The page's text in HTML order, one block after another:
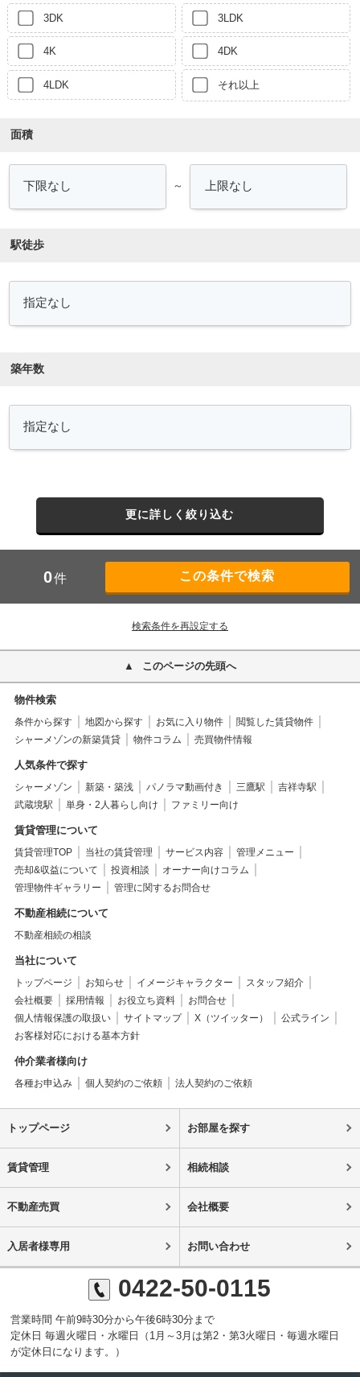
3DK 3LDK
4K 4DK
4LDK それ以上
面積
～
駅徒歩
築年数
更に詳しく絞り込む
0件
検索条件を再設定する
このページの先頭へ
物件検索
条件から探す 地図から探す お気に入り物件
閲覧した賃貸物件
シャーメゾンの新築賃貸
物件コラム 売買物件情報
人気条件で探す
シャーメゾン 新築・築浅 パノラマ動画付き 三鷹駅
吉祥寺駅
武蔵境駅
単身・2人暮らし向け ファミリー向け
賃貸管理について
賃貸管理TOP 当社の賃貸管理 サービス内容
管理メニュー
売却&収益について
投資相談
オーナー向けコラム
管理物件ギャラリー
管理に関するお問合せ
不動産相続について
不動産相続の相談
当社について
トップページ お知らせ イメージキャラクター
スタッフ紹介
会社概要
採用情報 お役立ち資料
お問合せ
個人情報保護の取扱い
サイトマップ X（ツイッター）
公式ライン
お客様対応における基本方針
仲介業者様向け
各種お申込み 個人契約のご依頼 法人契約のご依頼
トップページ お部屋を探す
賃貸管理 相続相談
不動産売買 会社概要
入居者様専用 お問い合わせ
0422-50-0115
営業時間 午前9時30分から午後6時30分まで
定休日 毎週火曜日・水曜日（1月～3月は第2・第3火曜日・毎週水曜日
が定休日になります。）